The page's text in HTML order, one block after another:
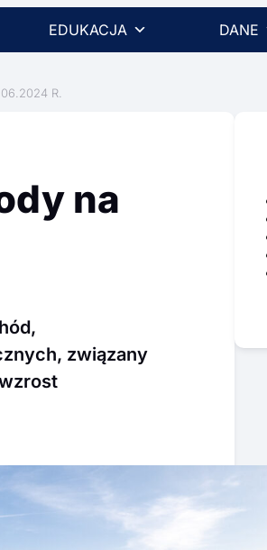
EDUKACJA DANE
R.
na
związany